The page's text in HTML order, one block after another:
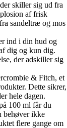
skiller sig ud fra
af frisk
sandeltræ og mos
ind i din hud og
dig og kun dig.
der adskiller sig
& Fitch, et
Dette sikrer,
hele dagen.
100 ml får du
behøver ikke
flere gange om